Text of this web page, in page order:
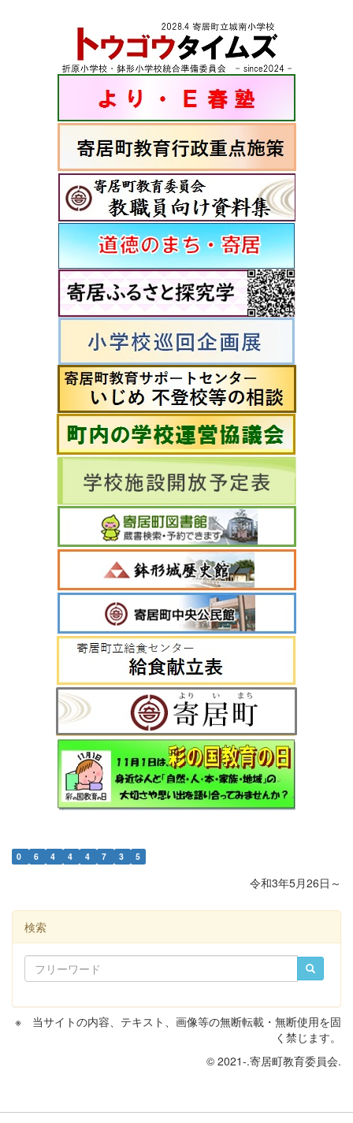
0 6 4 4 4 7 3 5
令和3年5月26日～
検索
※ 当サイトの内容、テキスト、画像等の無断転載・無断使用を固
く禁じます。
© 2021-.寄居町教育委員会.